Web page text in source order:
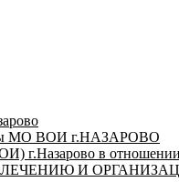
МО ВОИ г.НАЗАРОВО
в отношении
И